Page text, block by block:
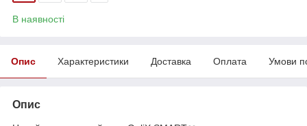
В наявності
Опис Характеристики Доставка Оплата Умови
Опис